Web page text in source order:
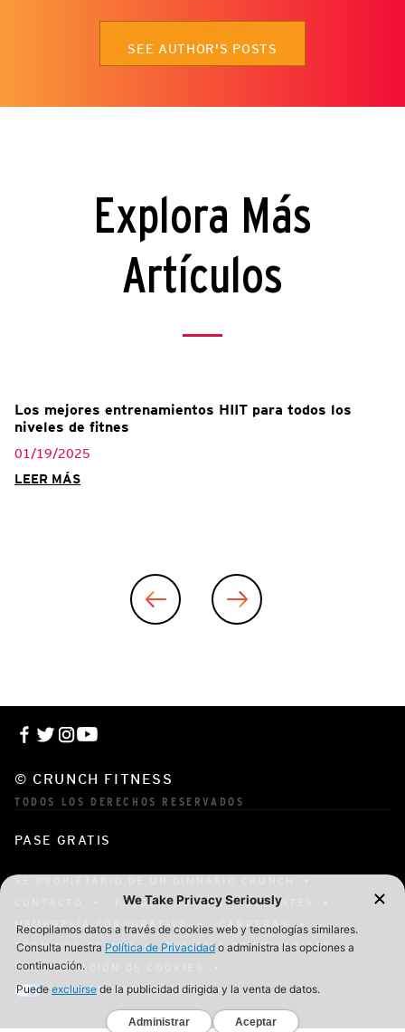
SEE AUTHOR'S POSTS
Explora Más
Artículos
Los mejores entrenamientos HIIT para todos los
niveles de fitnes
01/19/2025
LEER MÁS
© CRUNCH FITNESS
TODOS LOS DERECHOS RESERVADOS
PASE GRATIS
PREGUNTAS MÁS FRECUENTES
MEMBRESÍA CORPORATIVA
CARRERAS
TÉRMINOS DE USO
POLÍTICA DE PRIVACIDAD
CONFIGURACIÓN DE COOKIES
YOUR PRIVACY CHOICES